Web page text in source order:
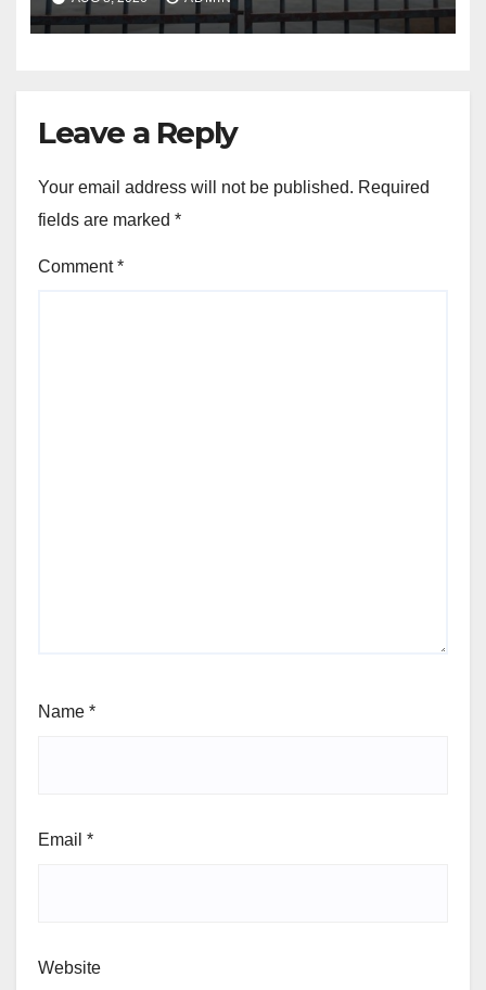
Leave a Reply
Your email address will not be published. Required
fields are marked *
Comment*
Name *
Email *
Website